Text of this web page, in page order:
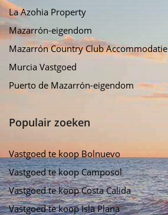
La Azohia Property
Mazarrón-eigendom
Mazarrón Country Club Accommodatie
Murcia Vastgoed
Puerto de Mazarrón-eigendom
Populair zoeken
Vastgoed te koop Bolnuevo
Vastgoed te koop Camposol
Vastgoed te koop Costa Calida
Vastgoed te koop Isla Plana